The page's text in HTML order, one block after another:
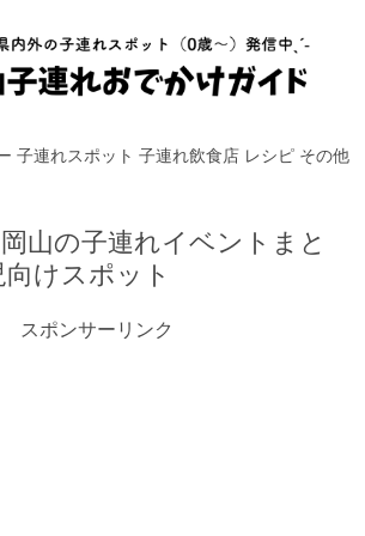
子連れスポット 子連れ飲食店 レシピ その他
山の子連れイベントまと
けスポット
スポンサーリンク